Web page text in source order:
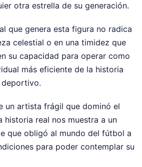
otra estrella de su generación.
que genera esta figura no radica
celestial o en una timidez que
su capacidad para operar como
más eficiente de la historia
un artista frágil que dominó el
historia real nos muestra a un
que obligó al mundo del fútbol a
para poder contemplar su